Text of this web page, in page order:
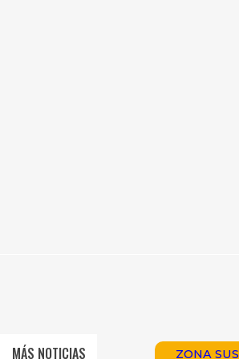
MÁS NOTICIAS ZONA